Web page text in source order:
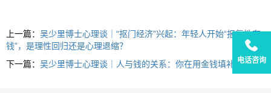
上一篇： 吴少里博士心理谈｜“抠门经济”兴起：年轻人开始“报复性存
钱”，是理性回归还是心理退缩？
下一篇： 吴少里博士心理谈｜人与钱的关系：你在用金钱填补什么？
电话咨询